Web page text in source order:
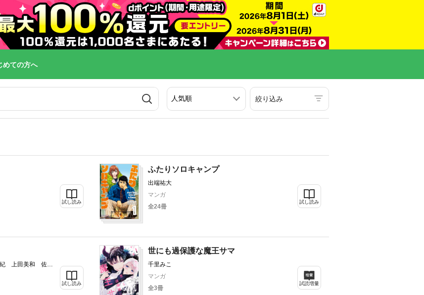
めての方へ
絞り込み
試し読み
ふたりソロキャンプ
出端祐大
マンガ
全24冊
試し読み
上田美和 佐久
サダニッキ き
坂純 鈴宮ユニ
試し読み
世にも過保護な魔王サマ
千里みこ
マンガ
全3冊
試読増量